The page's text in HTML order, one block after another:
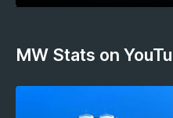
MW Stats on